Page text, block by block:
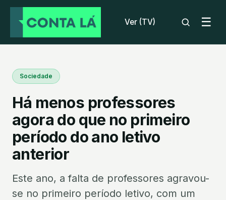
Ver (TV) ☰
Sociedade
Há menos professores
agora do que no primeiro
período do ano letivo
anterior
Este ano, a falta de professores agravou-
se no primeiro período letivo, com um